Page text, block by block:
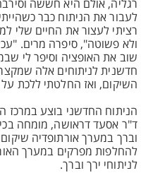
רגליה, אולם היא חששה
רציתי לעצור את החיים
שוב את האופציה וסיפר לי
חדשנית לניתוחים אלה
השיקום, ואז החלטתי ללכת
הניתוח החדשני בוצע במרכז
ד"ר אסעד דראושה, מומחה
וברך במערך אורתופדיה
להחלפות מפרקים במערך
לניתוחי ירך וברך.